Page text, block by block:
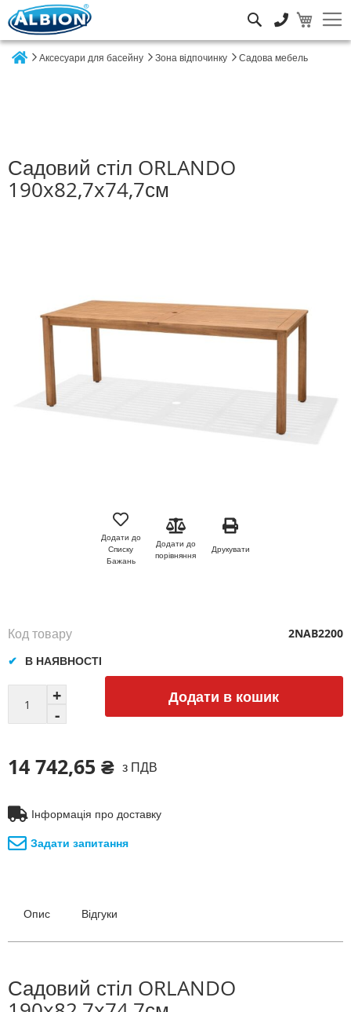
Аксесуари для басейну Зона відпочинку Садова мебель
Садовий стіл ORLANDO
190x82,7x74,7см
зображень
Додати до
Списку
Бажань
Додати до
порівняння
Друкувати
Додати в кошик
14 742,65 ₴ з ПДВ
В НАЯВНОСТІ
Код товару 2NAB2200
Інформація про доставку
Задати запитання
Опис Відгуки
Садовий стіл ORLANDO